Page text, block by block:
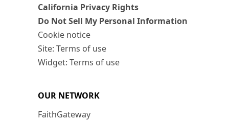
California Privacy Rights
Do Not Sell My Personal Information
Cookie notice
Site: Terms of use
Widget: Terms of use
OUR NETWORK
FaithGateway